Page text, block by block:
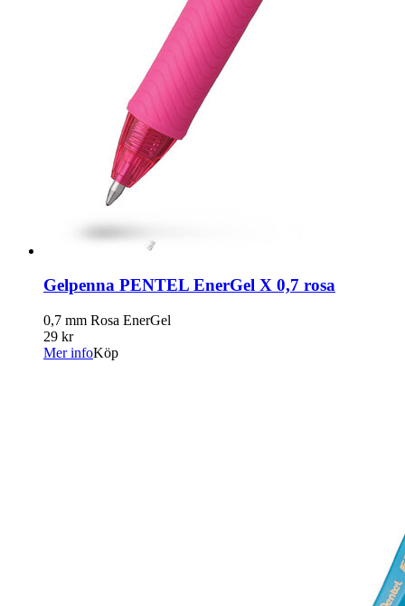
Gelpenna PENTEL EnerGel X 0,7 rosa
0,7 mm Rosa EnerGel
29 kr
Mer infoKöp